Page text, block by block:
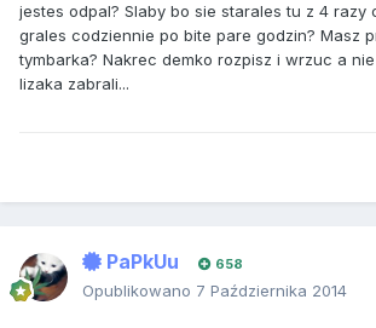
jestes odpal? Slaby bo sie starales tu z 4 razy
grales codziennie po bite pare godzin? Masz
tymbarka? Nakrec demko rozpisz i wrzuc a
lizaka zabrali...
PaPkUu 658
Opublikowano 7 Października 2014